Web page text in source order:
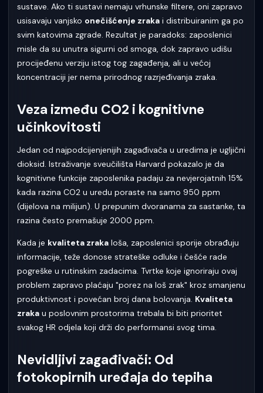
sustave. Ako ti sustavi nemaju vrhunske filtere, oni zapravo
usisavaju vanjsko onečišćenje zraka i distribuiranim ga po
svim katovima zgrade. Rezultat je paradoks: zaposlenici
misle da su unutra sigurni od smoga, dok zapravo udišu
procijeđenu verziju istog tog zagađenja, ali u većoj
koncentraciji jer nema prirodnog razrjeđivanja zraka.
Veza između CO2 i kognitivne
učinkovitosti
Jedan od najpodcijenjenijih zagađivača u uredima je ugljični
dioksid. Istraživanje sveučilišta Harvard pokazalo je da
kognitivne funkcije zaposlenika padaju za nevjerojatnih 15%
kada razina CO2 u uredu poraste na samo 950 ppm
(dijelova na milijun). U prepunim dvoranama za sastanke, ta
razina često premašuje 2000 ppm.
Kada je kvaliteta zraka loša, zaposlenici sporije obrađuju
informacije, teže donose strateške odluke i češće rade
pogreške u rutinskim zadacima. Tvrtke koje ignoriraju ovaj
problem zapravo plaćaju "porez na loš zrak" kroz smanjenu
produktivnost i povećan broj dana bolovanja. Kvaliteta
zraka u poslovnim prostorima trebala bi biti prioritet
svakog HR odjela koji drži do performansi svog tima.
Nevidljivi zagađivači: Od
fotokopirnih uređaja do tepiha